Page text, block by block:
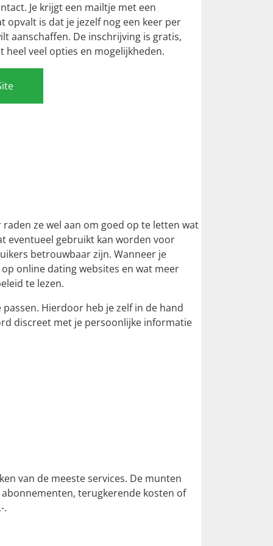
Je krijgt een mailtje met een
opvalt is dat je jezelf nog een keer per
aanschaffen. De inschrijving is gratis,
veel opties en mogelijkheden.
ze wel aan om goed op te letten wat
eventueel gebruikt kan worden voor
betrouwbaar zijn. Wanneer je
online dating websites en wat meer
te lezen.
Hierdoor heb je zelf in de hand
discreet met je persoonlijke informatie
van de meeste services. De munten
terugkerende kosten of
.